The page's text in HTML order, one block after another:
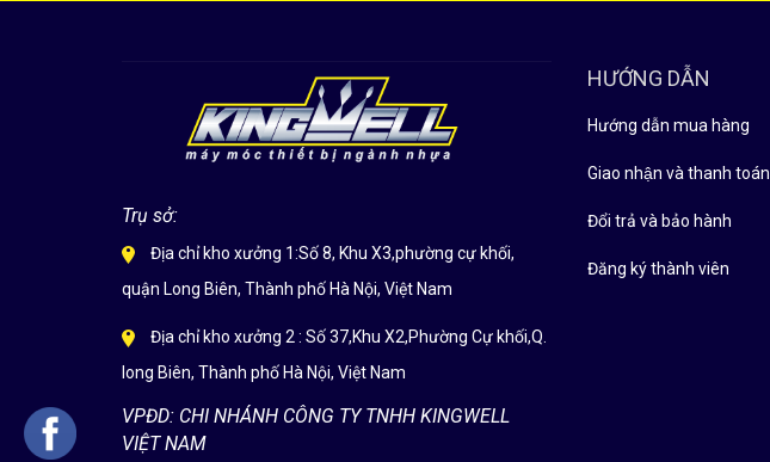
Trụ sở:
Địa chỉ kho xưởng 1:Số 8, Khu X3,phường cự khối,
quận Long Biên, Thành phố Hà Nội, Việt Nam
Địa chỉ kho xưởng 2 : Số 37,Khu X2,Phường Cự khối,Q.
long Biên, Thành phố Hà Nội, Việt Nam
VPĐD: CHI NHÁNH CÔNG TY TNHH KINGWELL
VIỆT NAM
HƯỚNG DẪN
Hướng dẫn mua hàng
Giao nhận và thanh toán
Đổi trả và bảo hành
Đăng ký thành viên